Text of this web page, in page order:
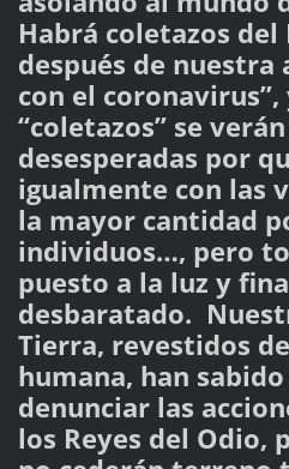
Habrá coletazos
después de nuestra
con el coronavirus”,
“coletazos” se
desesperadas por
igualmente con las
la mayor cantidad
individuos…, pero
puesto a la luz y
desbaratado.
Tierra, revestidos
humana, han
denunciar las
los Reyes del Odio,